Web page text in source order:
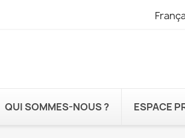
QUI SOMMES-NOUS ? ESPACE